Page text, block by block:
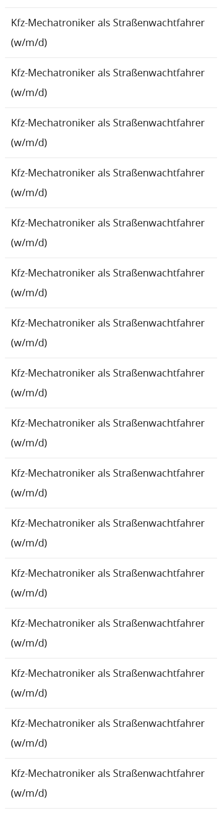
Kfz-Mechatroniker als Straßenwachtfahrer
(w/m/d)
Kfz-Mechatroniker als Straßenwachtfahrer
(w/m/d)
Kfz-Mechatroniker als Straßenwachtfahrer
(w/m/d)
Kfz-Mechatroniker als Straßenwachtfahrer
(w/m/d)
Kfz-Mechatroniker als Straßenwachtfahrer
(w/m/d)
Kfz-Mechatroniker als Straßenwachtfahrer
(w/m/d)
Kfz-Mechatroniker als Straßenwachtfahrer
(w/m/d)
Kfz-Mechatroniker als Straßenwachtfahrer
(w/m/d)
Kfz-Mechatroniker als Straßenwachtfahrer
(w/m/d)
Kfz-Mechatroniker als Straßenwachtfahrer
(w/m/d)
Kfz-Mechatroniker als Straßenwachtfahrer
(w/m/d)
Kfz-Mechatroniker als Straßenwachtfahrer
(w/m/d)
Kfz-Mechatroniker als Straßenwachtfahrer
(w/m/d)
Kfz-Mechatroniker als Straßenwachtfahrer
(w/m/d)
Kfz-Mechatroniker als Straßenwachtfahrer
(w/m/d)
Kfz-Mechatroniker als Straßenwachtfahrer
(w/m/d)